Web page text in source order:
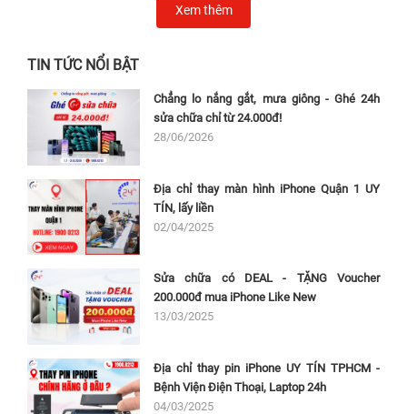
Xem thêm
TIN TỨC NỔI BẬT
Chẳng lo nắng gắt, mưa giông - Ghé 24h
sửa chữa chỉ từ 24.000đ!
28/06/2026
Địa chỉ thay màn hình iPhone Quận 1 UY
TÍN, lấy liền
02/04/2025
Sửa chữa có DEAL - TẶNG Voucher
200.000đ mua iPhone Like New
13/03/2025
Địa chỉ thay pin iPhone UY TÍN TPHCM -
Bệnh Viện Điện Thoại, Laptop 24h
04/03/2025